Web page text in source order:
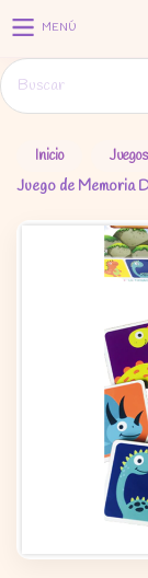
MENÚ
Inicio
Juego de Memoria